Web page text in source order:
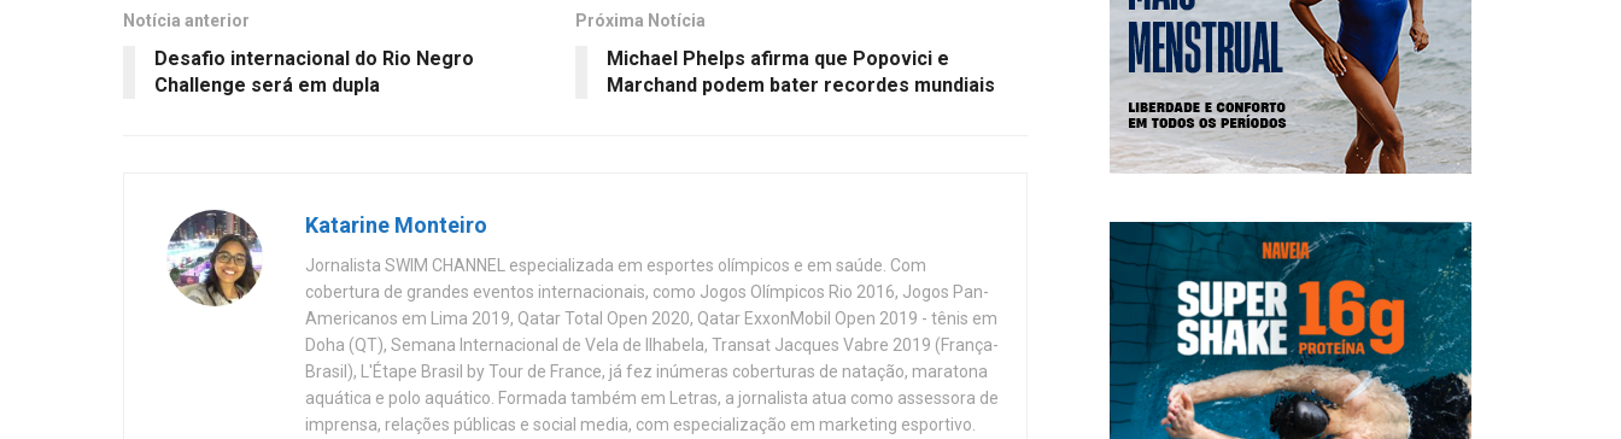
Notícia anterior
Desafio internacional do Rio Negro
Challenge será em dupla
Próxima Notícia
Michael Phelps afirma que Popovici e
Marchand podem bater recordes mundiais
Katarine Monteiro
Jornalista SWIM CHANNEL especializada em esportes olímpicos e em saúde. Com
cobertura de grandes eventos internacionais, como Jogos Olímpicos Rio 2016, Jogos Pan-
Americanos em Lima 2019, Qatar Total Open 2020, Qatar ExxonMobil Open 2019 - tênis em
Doha (QT), Semana Internacional de Vela de Ilhabela, Transat Jacques Vabre 2019 (França-
Brasil), L'Étape Brasil by Tour de France, já fez inúmeras coberturas de natação, maratona
aquática e polo aquático. Formada também em Letras, a jornalista atua como assessora de
imprensa, relações públicas e social media, com especialização em marketing esportivo.